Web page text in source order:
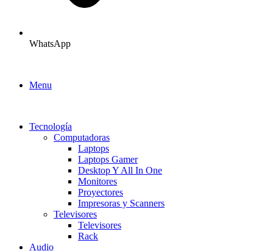
WhatsApp
Menu
Tecnología
Computadoras
Laptops
Laptops Gamer
Desktop Y All In One
Monitores
Proyectores
Impresoras y Scanners
Televisores
Televisores
Rack
Audio